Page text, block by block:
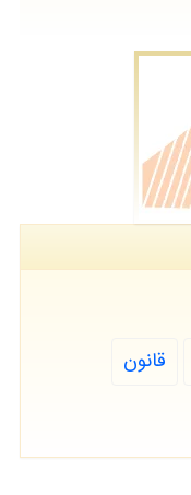
قانون